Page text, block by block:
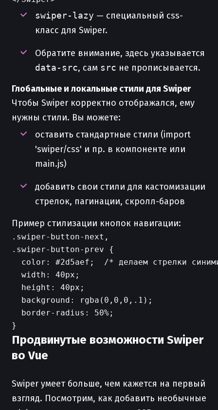
swiper-lazy — специальный css-
класс для Swiper.
Обратите внимание, здесь указывается
data-src, сам src не прописывается.
Глобальные и локальные стили для Swiper
Чтобы Swiper корректно отображался, ему
нужны стили. Вы можете:
оставить стандартные стили (import
'swiper/css' и пр. в компоненте или
main.js)
добавить свои стили для кастомизации
стрелок, пагинации, скролл-баров
Пример стилизации кнопок навигации:
.swiper-button-next,
.swiper-button-prev {
color: #2d5aef;  /* делаем стрелки
  width: 40px;
  height: 40px;
  background: rgba(0,0,0,.1);
  border-radius: 50%;
Продвинутые возможности Swiper
во Vue
Swiper умеет больше, чем кажется на первый
взгляд. Посмотрим, как добавить необычные